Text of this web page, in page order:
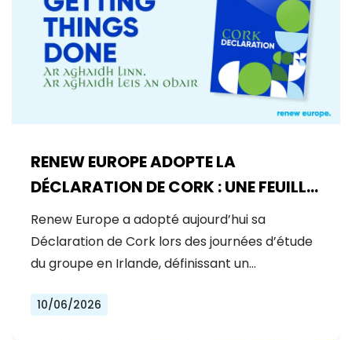
RENEW EUROPE ADOPTE LA
DÉCLARATION DE CORK : UNE FEUILLE
DE ROUTE POUR LA PROSPÉRITÉ, LA
SÉCURITÉ ET LA RÉFORME
Renew Europe a adopté aujourd’hui sa
Déclaration de Cork lors des journées d’étude
du groupe en Irlande, définissant un…
10/06/2026